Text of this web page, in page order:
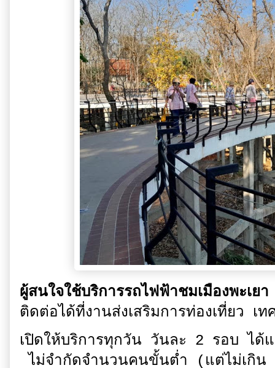
ผู้สนใจใช้บริการรถไฟฟ้าชมเมืองพะเยา
ติดต่อได้ที่งานส่งเสริมการท่องเที่ยว เท
เปิดให้บริการทุกวัน วันละ 2 รอบ
ไม่จำกัดจำนวนคนขั้นต่ำ (แต่ไม่เกิ